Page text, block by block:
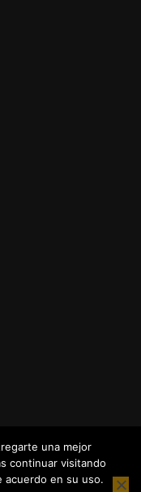
Todos Los derechos
una mejor
continuar visitando
acuerdo en su uso.